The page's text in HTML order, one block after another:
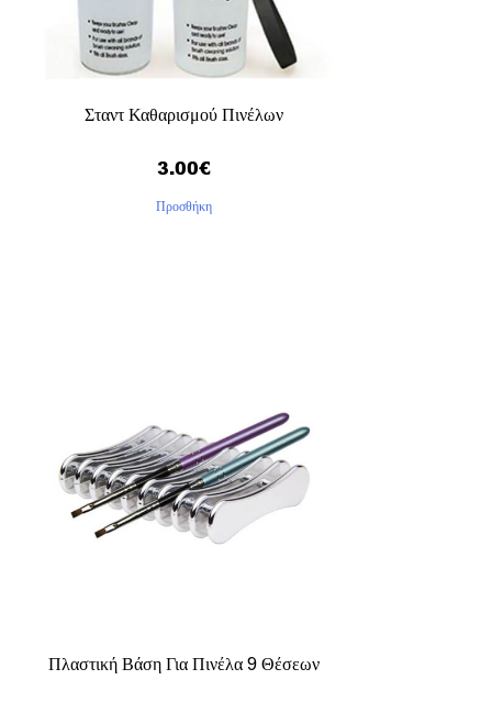
Σταντ Καθαρισμού Πινέλων
3.00€
Προσθήκη
Πλαστική Βάση Για Πινέλα 9 Θέσεων